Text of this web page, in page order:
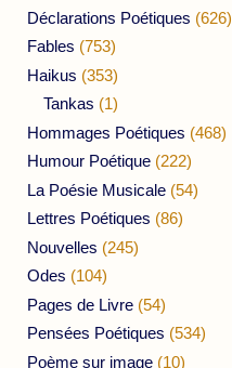
Déclarations Poétiques (626)
Fables (753)
Haikus (353)
Tankas (1)
Hommages Poétiques (468)
Humour Poétique (222)
La Poésie Musicale (54)
Lettres Poétiques (86)
Nouvelles (245)
Odes (104)
Pages de Livre (54)
Pensées Poétiques (534)
Poème sur image (10)